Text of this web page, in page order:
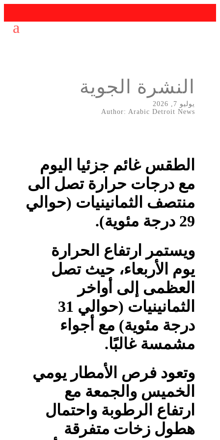
النشرة الجوية
يوليو 7, 2026
Author: Arabic Detroit News
الطقس غائم جزئيا اليوم
مع درجات حرارة تصل الى
منتصف الثمانينيات (حوالي
29 درجة مئوية).
ويستمر ارتفاع الحرارة
يوم الأربعاء، حيث تصل
العظمى إلى أواخر
الثمانينيات (حوالي 31
درجة مئوية) مع أجواء
مشمسة غالبًا.
وتعود فرص الأمطار يومي
الخميس والجمعة مع
ارتفاع الرطوبة واحتمال
هطول زخات متفرقة